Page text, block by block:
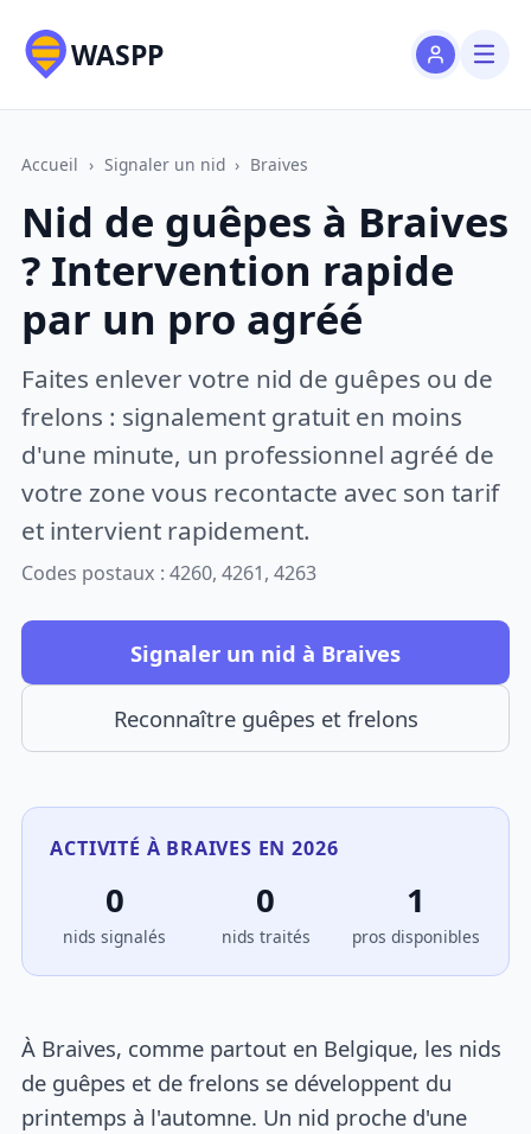
WASPP
Accueil › Signaler un nid › Braives
Nid de guêpes à Braives
? Intervention rapide
par un pro agréé
Faites enlever votre nid de guêpes ou de
frelons : signalement gratuit en moins
d'une minute, un professionnel agréé de
votre zone vous recontacte avec son tarif
et intervient rapidement.
Codes postaux : 4260, 4261, 4263
Signaler un nid à Braives
Reconnaître guêpes et frelons
ACTIVITÉ À BRAIVES EN 2026
0
nids signalés
0
nids traités
1
pros disponibles
À Braives, comme partout en Belgique, les nids
de guêpes et de frelons se développent du
printemps à l'automne. Un nid proche d'une